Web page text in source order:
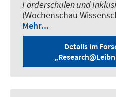
Förderschulen und
(Wochenschau
Mehr...
Details im